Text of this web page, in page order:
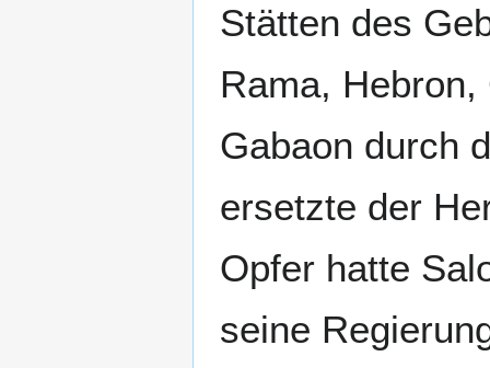
Stätten des
Rama,
Gabaon durch
ersetzte der
Opfer hatte
seine